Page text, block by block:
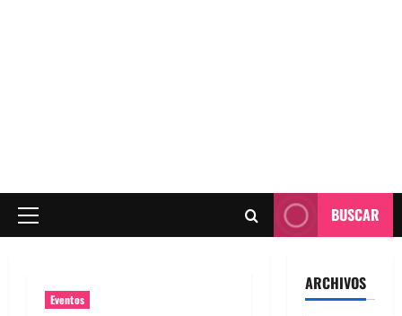
Menú
BUSCAR
Eventos
ARCHIVOS